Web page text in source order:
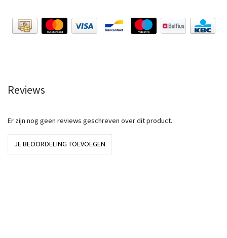
Reviews
Er zijn nog geen reviews geschreven over dit product.
JE BEOORDELING TOEVOEGEN